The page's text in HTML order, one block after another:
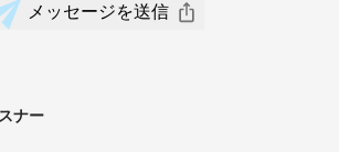
メッセージを送信
ナー